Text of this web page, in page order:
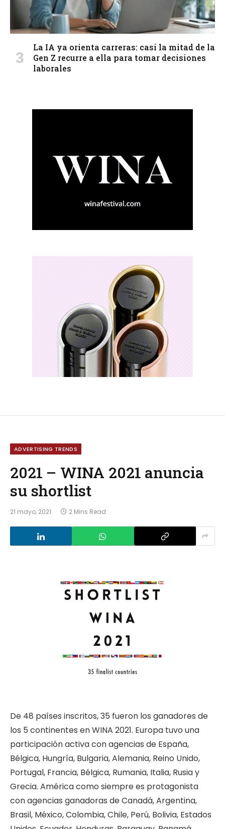
La IA ya orienta carreras: casi la mitad de la
Gen Z recurre a ella para tomar decisiones
laborales
ADVERTISING TRENDS
2021 – WINA 2021 anuncia
su shortlist
21 mayo, 2021 2 Mins Read
De 48 países inscritos, 35 fueron los ganadores de
los 5 continentes en WINA 2021. Europa tuvo una
participación activa con agencias de España,
Bélgica, Hungría, Bulgaria, Alemania, Reino Unido,
Portugal, Francia, Bélgica, Rumania, Italia, Rusia y
Grecia. América como siempre es protagonista
con agencias ganadoras de Canadá, Argentina,
Brasil, México, Colombia, Chile, Perú, Bolivia, Estados